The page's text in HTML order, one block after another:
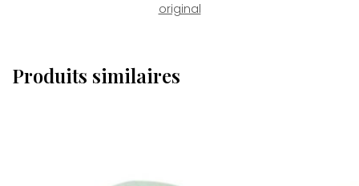
original
Produits similaires